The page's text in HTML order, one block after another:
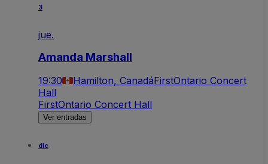
3
jue.
Amanda Marshall
19:30 Hamilton, CanadáFirstOntario Concert
Hall
FirstOntario Concert Hall
Ver entradas
dic